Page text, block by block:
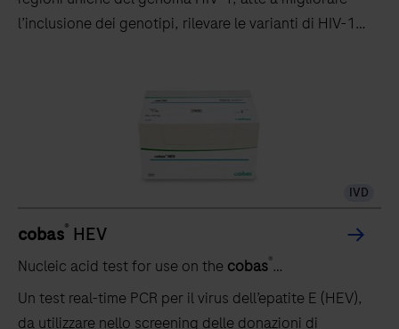
l’inclusione dei genotipi, rilevare le varianti di HIV-1
IVD
cobas® HEV
Nucleic acid test for use on the cobas®
5800/6800/8800 systems
Un test real-time PCR per il virus dell’epatite E (HEV),
da utilizzare nello screening delle donazioni di